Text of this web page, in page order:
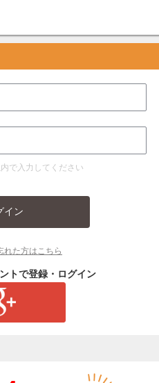
で入力してください
イン
れた方はこちら
トで登録・ログイン